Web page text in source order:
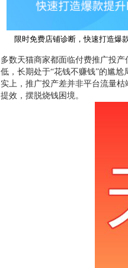
限时免费店铺诊断，快速打造爆
多数天猫商家都面临付费推广投
低，长期处于“花钱不赚钱”的尴
实上，推广投产差并非平台流量
提效，摆脱烧钱困境。